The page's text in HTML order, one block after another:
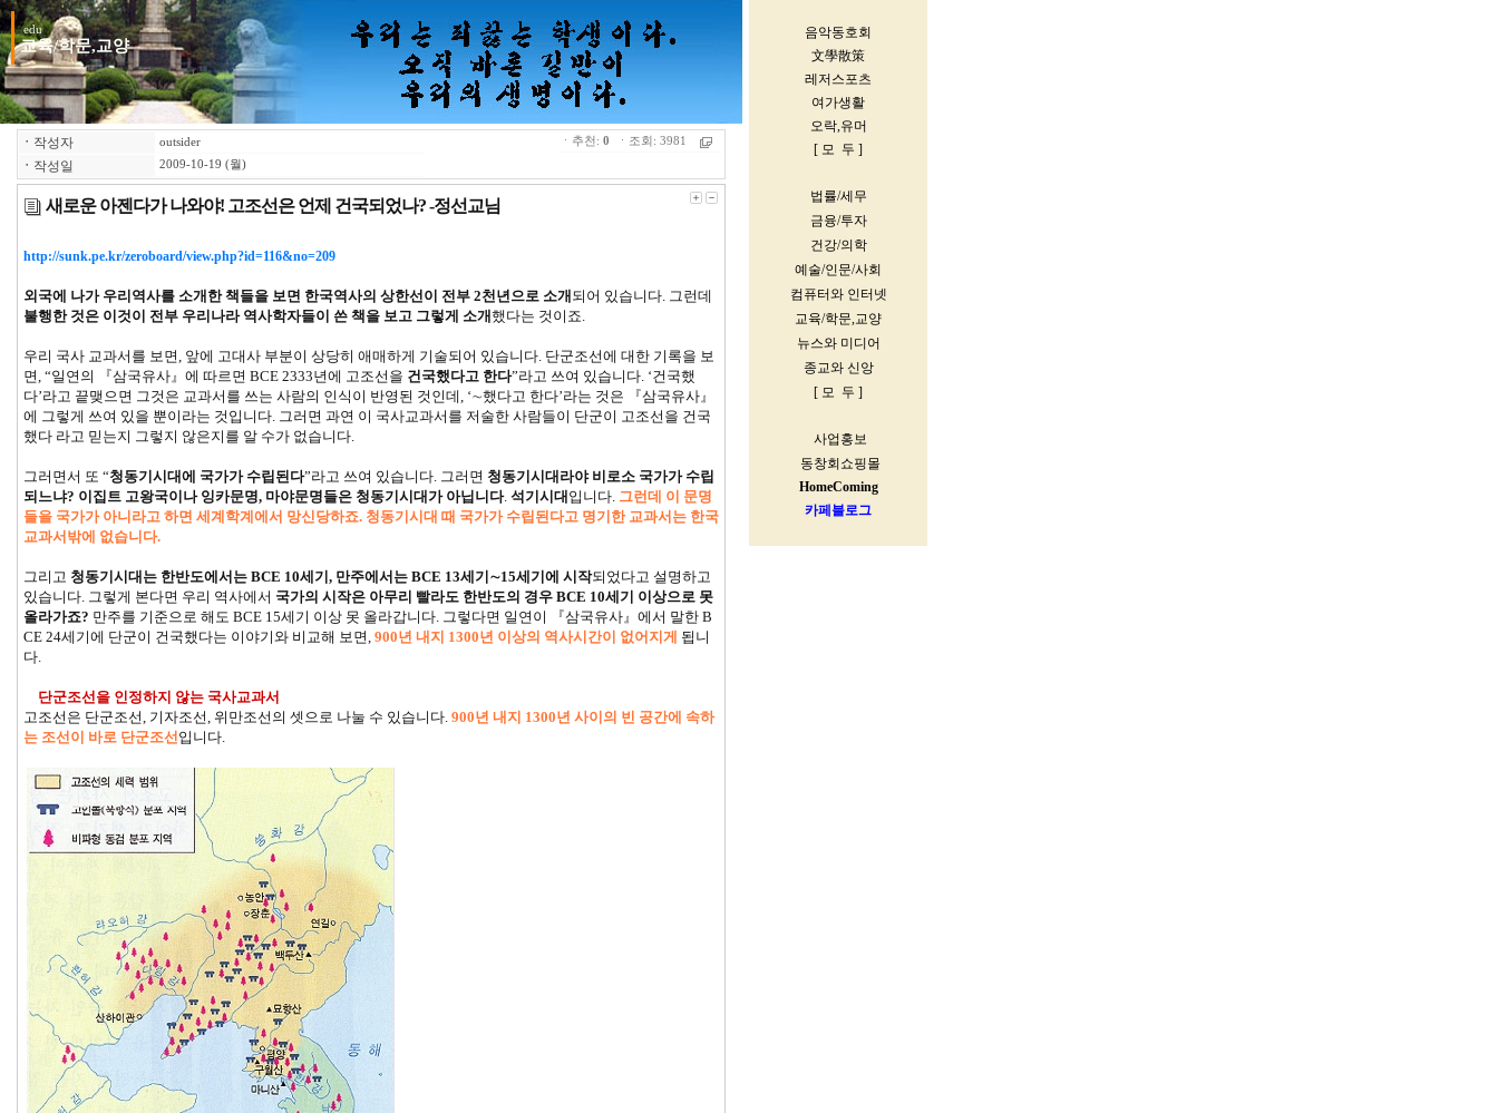
edu
교육/학문,교양
ㆍ 작성자 outsider
ㆍ 작성일 2009-10-19 (월)
ㆍ추천: 0 ㆍ조회: 3981
새로운 아젠다가 나와야! 고조선은 언제 건국되었나? -정선교님
http://sunk.pe.kr/zeroboard/view.php?id=116&no=209
외국에 나가 우리역사를 소개한 책들을 보면 한국역사의 상한선이 전부 2천년으로 소개 되어 있습니다. 그런데
불행한 것은 이것이 전부 우리나라 역사학자들이 쓴 책을 보고 그렇게 소개했다는 것이죠.
우리 국사 교과서를 보면, 앞에 고대사 부분이 상당히 애매하게 기술되어 있습니다. 단군조선에 대한 기록을 보
면, “일연의 『삼국유사』에 따르면 BCE 2333년에 고조선을 건국했다고 한다”라고 쓰여 있습니다. ‘건국했
다’라고 끝맺으면 그것은 교과서를 쓰는 사람의 인식이 반영된 것인데, ‘∼했다고 한다’라는 것은 『삼국유사』
에 그렇게 쓰여 있을 뿐이라는 것입니다. 그러면 과연 이 국사교과서를 저술한 사람들이 단군이 고조선을 건국
했다 라고 믿는지 그렇지 않은지를 알 수가 없습니다.
그러면서 또 “청동기시대에 국가가 수립된다”라고 쓰여 있습니다. 그러면 청동기시대라야 비로소 국가가 수립
되느냐? 이집트 고왕국이나 잉카문명, 마야문명들은 청동기시대가 아닙니다. 석기시대 입니다. 그런데 이 문명
들을 국가가 아니라고 하면 세계학계에서 망신당하죠. 청동기시대 때 국가가 수립된다고 명기한 교과서는 한국
교과서밖에 없습니다.
그리고 청동기시대는 한반도에서는 BCE 10세기, 만주에서는 BCE 13세기∼15세기에 시작되었다고 설명하고
있습니다. 그렇게 본다면 우리 역사에서 국가의 시작은 아무리 빨라도 한반도의 경우 BCE 10세기 이상으로 못
올라가죠? 만주를 기준으로 해도 BCE 15세기 이상 못 올라갑니다. 그렇다면 일연이 『삼국유사』에서 말한 B
CE 24세기에 단군이 건국했다는 이야기와 비교해 보면, 900년 내지 1300년 이상의 역사시간이 없어지게 됩니
다.
단군조선을 인정하지 않는 국사교과서
고조선은 단군조선, 기자조선, 위만조선의 셋으로 나눌 수 있습니다. 900년 내지 1300년 사이의 빈 공간에 속하
는 조선이 바로 단군조선입니다.